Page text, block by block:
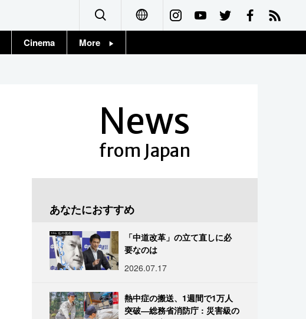
Français
Cinema More
News
from Japan
あなたにおすすめ
「中道改革」の立て直しに必
要なのは
2026.07.17
熱中症の搬送、1週間で1万人
突破―総務省消防庁 : 災害級の